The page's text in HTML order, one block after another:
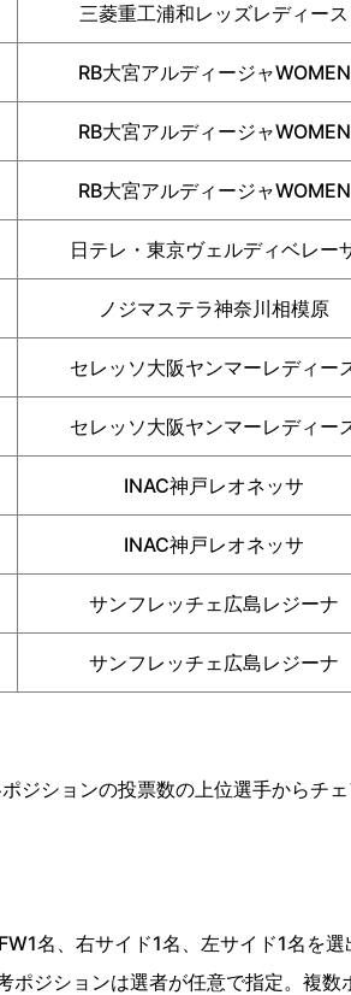
三菱重工浦和レッズレディース
RB大宮アルディージャWOMEN
RB大宮アルディージャWOMEN
RB大宮アルディージャWOMEN
日テレ・東京ヴェルディベレー
ノジマステラ神奈川相模原
セレッソ大阪ヤンマーレディー
セレッソ大阪ヤンマーレディー
INAC神戸レオネッサ
INAC神戸レオネッサ
サンフレッチェ広島レジーナ
サンフレッチェ広島レジーナ
ジションの投票数の上位選手からチ
名、右サイド1名、左サイド1名を選
ポジションは選者が任意で指定。複数